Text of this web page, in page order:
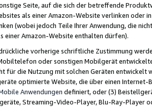
Seite, auf die sich der betreffende
als einer Amazon-Website verlinken oder
(wobei jedoch Teile Ihrer Anwendung, die
einer Amazon-Website enthalten dürfen).
vorherige schriftliche Zustimmung
oder sonstigen Mobilgerät
für die Nutzung mit solchen Geräten
optimierte Website, die über einen
Anwendungen definiert, oder (3)
Streaming-Video-Player, Blu-Ray-Player